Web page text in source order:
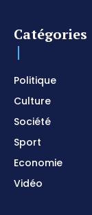
Catégories
Politique
Culture
Société
Sport
Economie
Vidéo